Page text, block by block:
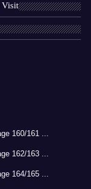
Visit
160/161 ...
162/163 ...
164/165 ...